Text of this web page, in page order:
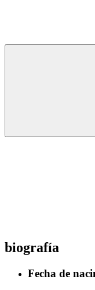
biografía
Fecha de